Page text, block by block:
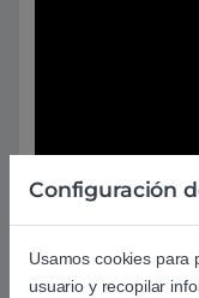
Configuración
Usamos cookies para
usuario y recopilar